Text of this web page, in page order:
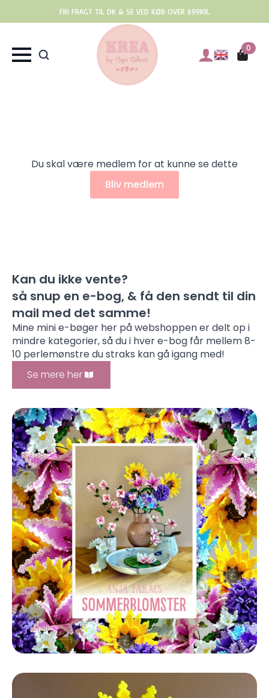
FRI FRAGT TIL DK & SE VED KØB OVER 699KR.
0
Du skal være medlem for at kunne se dette
Bliv medlem
Kan du ikke vente?
så snup en e-bog, & få den sendt til din
mail med det samme!
Mine mini e-bøger her på webshoppen er delt op i
mindre kategorier, så du i hver e-bog får mellem 8-
10 perlemønstre du straks kan gå igang med!
Se mere her